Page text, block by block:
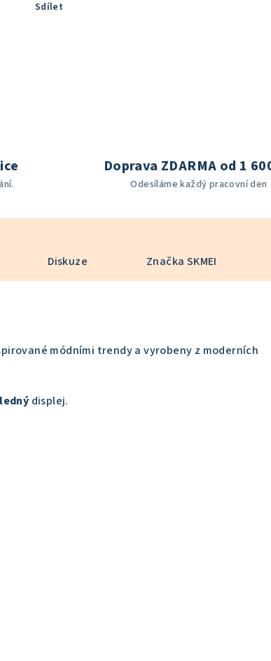
Sdílet
Doprava ZDARMA od 1
Odesíláme každý pracovní den
Diskuze Značka SKMEI
módními trendy a vyrobeny z moderních
displej.